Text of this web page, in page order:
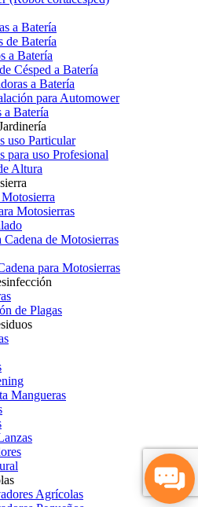
a Batería
de Batería
a Batería
Césped a Batería
a Batería
para Automower
a Batería
uso Particular
para uso Profesional
Altura
Motosierras
Cadena de Motosierras
para Motosierras
de Plagas
Mangueras
Agrícolas